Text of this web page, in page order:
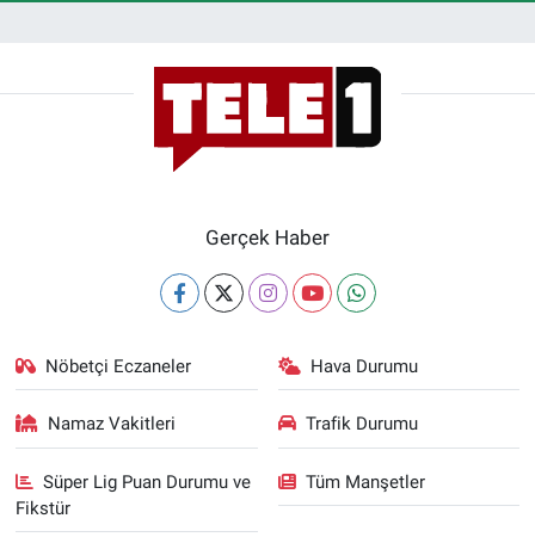
Gerçek Haber
Nöbetçi Eczaneler Hava Durumu
Namaz Vakitleri Trafik Durumu
Süper Lig Puan Durumu ve
Fikstür
Tüm Manşetler